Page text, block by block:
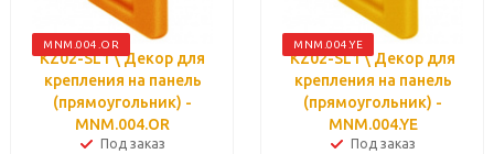
MNM.004.OR
KZ02-SL1 \ Декор для
крепления на панель
(прямоугольник) -
MNM.004.OR
Под заказ
MNM.004.YE
KZ02-SL1 \ Декор для
крепления на панель
(прямоугольник) -
MNM.004.YE
Под заказ